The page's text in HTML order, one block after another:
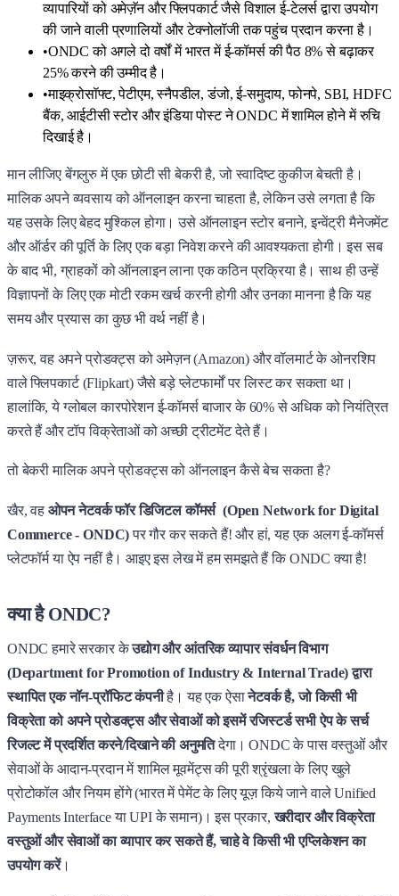
व्यापारियों को अमेज़ॅन और फ्लिपकार्ट जैसे विशाल ई-टेलर्स द्वारा उपयोग
की जाने वाली प्रणालियों और टेक्नोलॉजी तक पहुंच प्रदान करना है।
•ONDC को अगले दो वर्षों में भारत में ई-कॉमर्स की पैठ 8% से बढ़ाकर
25% करने की उम्मीद है।
•माइक्रोसॉफ्ट, पेटीएम, स्नैपडील, डंजो, ई-समुदाय, फोनपे, SBI, HDFC
बैंक, आईटीसी स्टोर और इंडिया पोस्ट ने ONDC में शामिल होने में रुचि
दिखाई है।
मान लीजिए बेंगलुरु में एक छोटी सी बेकरी है, जो स्वादिष्ट कुकीज बेचती है।
मालिक अपने व्यवसाय को ऑनलाइन करना चाहता है, लेकिन उसे लगता है कि
यह उसके लिए बेहद मुश्किल होगा। उसे ऑनलाइन स्टोर बनाने, इन्वेंट्री मैनेजमेंट
और ऑर्डर की पूर्ति के लिए एक बड़ा निवेश करने की आवश्यकता होगी। इस सब
के बाद भी, ग्राहकों को ऑनलाइन लाना एक कठिन प्रक्रिया है। साथ ही उन्हें
विज्ञापनों के लिए एक मोटी रकम खर्च करनी होगी और उनका मानना है कि यह
समय और प्रयास का कुछ भी वर्थ नहीं है।
ज़रूर, वह अपने प्रोडक्ट्स को अमेज़न (Amazon) और वॉलमार्ट के ओनरशिप
वाले फ्लिपकार्ट (Flipkart) जैसे बड़े प्लेटफार्मों पर लिस्ट कर सकता था।
हालांकि, ये ग्लोबल कारपोरेशन ई-कॉमर्स बाजार के 60% से अधिक को नियंत्रित
करते हैं और टॉप विक्रेताओं को अच्छी ट्रीटमेंट देते हैं।
तो बेकरी मालिक अपने प्रोडक्ट्स को ऑनलाइन कैसे बेच सकता है?
खैर, वह ओपन नेटवर्क फॉर डिजिटल कॉमर्स (Open Network for Digital
Commerce - ONDC)पर गौर कर सकते हैं! और हां, यह एक अलग ई-कॉमर्स
प्लेटफॉर्म या ऐप नहीं है। आइए इस लेख में हम समझते हैं कि ONDC क्या है!
क्या है ONDC?
ONDC हमारे सरकार केउद्योग और आंतरिक व्यापार संवर्धन विभाग
(Department for Promotion of Industry & Internal Trade) द्वारा
स्थापित एक नॉन-प्रॉफिट कंपनीहै। यह एक ऐसानेटवर्क है, जो किसी भी
विक्रेता को अपने प्रोडक्ट्स और सेवाओं को इसमें रजिस्टर्ड सभी ऐप के सर्च
रिजल्ट में प्रदर्शित करने/दिखाने की अनुमतिदेगा। ONDC के पास वस्तुओं और
सेवाओं के आदान-प्रदान में शामिल मूवमेंट्स की पूरी श्रृंखला के लिए खुले
प्रोटोकॉल और नियम होंगे (भारत में पेमेंट के लिए यूज़ किये जाने वाले Unified
Payments Interface या UPI के समान)। इस प्रकार,खरीदार और विक्रेता
वस्तुओं और सेवाओं का व्यापार कर सकते हैं, चाहे वे किसी भी एप्लिकेशन का
उपयोग करें।